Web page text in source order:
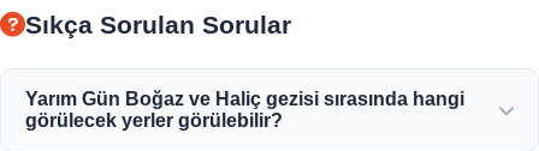
Sıkça Sorulan Sorular
Yarım Gün Boğaz ve Haliç gezisi sırasında hangi
görülecek yerler görülebilir?